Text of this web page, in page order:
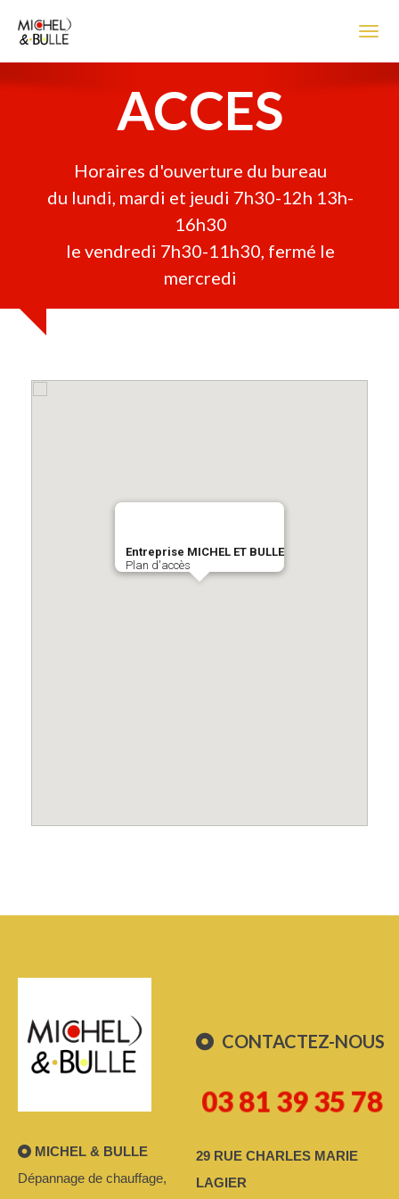
DESEMBOUAGE
CONTACT
ACCES
ACCES
Horaires d'ouverture du bureau
du lundi, mardi et jeudi 7h30-12h 13h-
16h30
le vendredi 7h30-11h30, fermé le
mercredi
Entreprise MICHEL ET BULLE
Plan d'accès
MICHEL & BULLE
Dépannage de chauffage,
CONTACTEZ-NOUS
03 81 39 35 78
29 RUE CHARLES MARIE
LAGIER